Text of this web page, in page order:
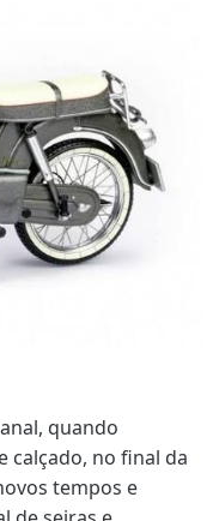
quando
calçado, no final da
tempos e